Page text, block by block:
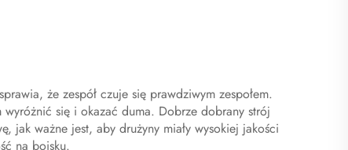
że zespół czuje się prawdziwym zespołem.
się i okazać duma. Dobrze dobrany strój
jak ważne jest, aby drużyny miały wysokiej jakości
na boisku.